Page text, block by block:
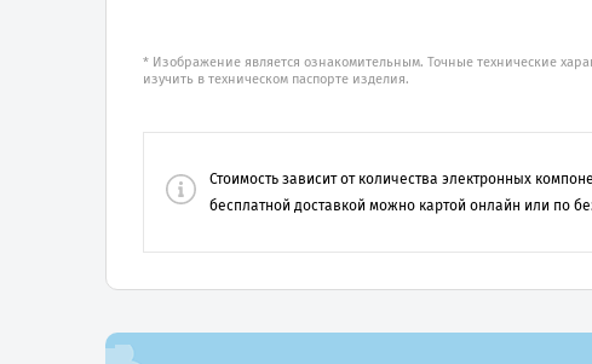
* Изображение является ознакомительным. Точные технические
изучить в техническом паспорте изделия.
Стоимость зависит от количества электронных
бесплатной доставкой можно картой онлайн или по